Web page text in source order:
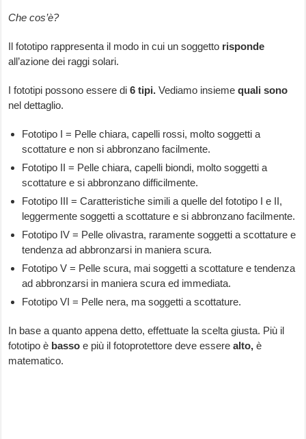
Che cos’è?
Il fototipo rappresenta il modo in cui un soggetto risponde
all’azione dei raggi solari.
I fototipi possono essere di 6 tipi. Vediamo insiemequali sono
nel dettaglio.
Fototipo I = Pelle chiara, capelli rossi, molto soggetti a
scottature e non si abbronzano facilmente.
Fototipo II = Pelle chiara, capelli biondi, molto soggetti a
scottature e si abbronzano difficilmente.
Fototipo III = Caratteristiche simili a quelle del fototipo I e II,
leggermente soggetti a scottature e si abbronzano facilmente.
Fototipo IV = Pelle olivastra, raramente soggetti a scottature e
tendenza ad abbronzarsi in maniera scura.
Fototipo V = Pelle scura, mai soggetti a scottature e tendenza
ad abbronzarsi in maniera scura ed immediata.
Fototipo VI = Pelle nera, ma soggetti a scottature.
In base a quanto appena detto, effettuate la scelta giusta. Più il
fototipo è bassoe più il fotoprotettore deve essere alto,è
matematico.